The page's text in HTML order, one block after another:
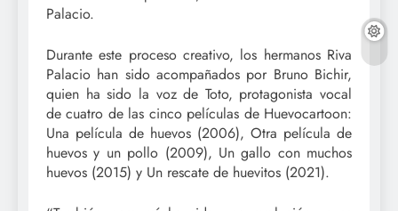
Palacio.
Durante este proceso creativo, los hermanos Riva
Palacio han sido acompañados por Bruno Bichir,
quien ha sido la voz de Toto, protagonista vocal
de cuatro de las cinco películas de Huevocartoon:
Una película de huevos (2006), Otra película de
huevos y un pollo (2009), Un gallo con muchos
huevos (2015) y Un rescate de huevitos (2021).